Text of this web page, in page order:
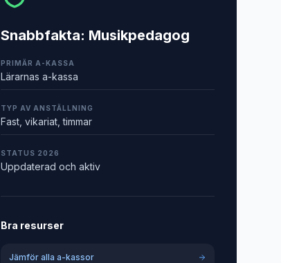
Snabbfakta: Musikpedagog
PRIMÄR A-KASSA
Lärarnas a-kassa
TYP AV ANSTÄLLNING
Fast, vikariat, timmar
STATUS 2026
Uppdaterad och aktiv
Bra resurser
Jämför alla a-kassor